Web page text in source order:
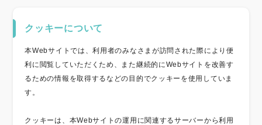
クッキーについて
本Webサイトでは、利用者のみなさまが訪問された際により便
利に閲覧していただくため、また継続的にWebサイトを改善す
るための情報を取得するなどの目的でクッキーを使用していま
す。
クッキーは、本Webサイトの運用に関連するサーバーから利用